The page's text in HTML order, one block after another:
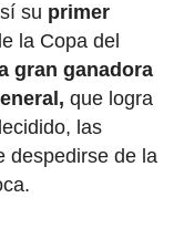
su primer
la Copa del
gran ganadora
que logra
las
despedirse de la